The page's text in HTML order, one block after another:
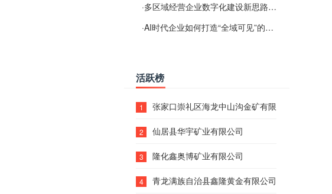
·多区域经营企业数字化建设新思路：多端载体与地域检索一体化落地思路分享
·AI时代企业如何打造“全域可见”的数字资产？梓彤超越给出新解法
活跃榜
1 张家口崇礼区海龙中山沟金矿有限公司
2 仙居县华宇矿业有限公司
3 隆化鑫奥博矿业有限公司
4 青龙满族自治县鑫隆黄金有限公司